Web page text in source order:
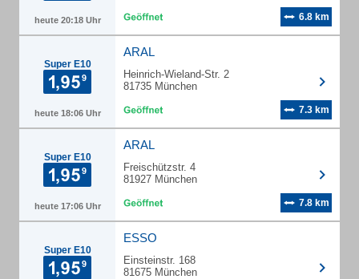
heute 20:18 Uhr 6.8 km
Super E10
heute 18:06 Uhr
ARAL
Heinrich-Wieland-Str. 2
81735 München
7.3 km
Super E10
heute 17:06 Uhr
ARAL
Freischützstr. 4
81927 München
7.8 km
Super E10
ESSO
Einsteinstr. 168
81675 München